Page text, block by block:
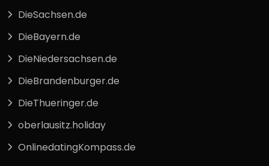
DieSachsen.de
DieBayern.de
DieNiedersachsen.de
DieBrandenburger.de
DieThueringer.de
oberlausitz.holiday
OnlinedatingKompass.de